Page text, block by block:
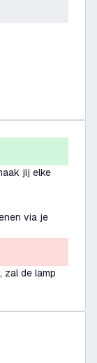
jij elke
via je
zal de lamp